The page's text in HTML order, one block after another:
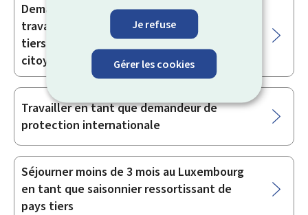
Je refuse
Gérer les cookies
Demander une dispense d’autorisation de
travail en tant que ressortissant de pays
tiers conjoint ou partenaire ou enfant d’un
citoyen UE travailleur frontalier
Travailler en tant que demandeur de
protection internationale
Séjourner moins de 3 mois au Luxembourg
en tant que saisonnier ressortissant de
pays tiers